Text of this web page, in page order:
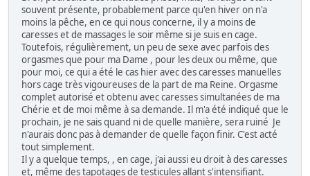
souvent présente, probablement parce qu'en hiver on n'a
moins la pêche, en ce qui nous concerne, il y a moins de
caresses et de massages le soir même si je suis en cage.
Toutefois, régulièrement, un peu de sexe avec parfois des
orgasmes que pour ma Dame , pour les deux ou même, que
pour moi, ce qui a été le cas hier avec des caresses manuelles
hors cage très vigoureuses de la part de ma Reine. Orgasme
complet autorisé et obtenu avec caresses simultanées de ma
Chérie et de moi même à sa demande. Il m'a été indiqué que le
prochain, je ne sais quand ni de quelle manière, sera ruiné Je
n'aurais donc pas à demander de quelle façon finir. C'est acté
tout simplement.
Il y a quelque temps, , en cage, j'ai aussi eu droit à des caresses
et, même des tapotages de testicules allant s'intensifiant.